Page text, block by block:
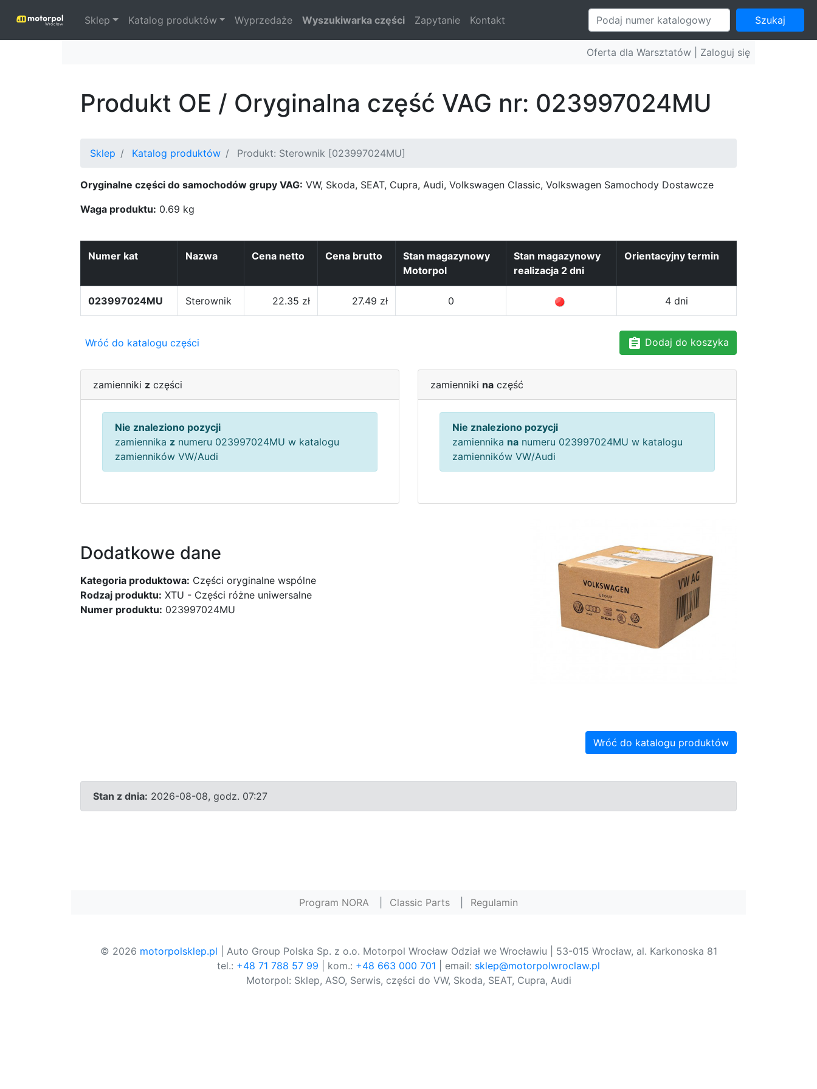
Sklep Katalog produktów Wyprzedaże Wyszukiwarka części Zapytanie Kontakt Szukaj
Oferta dla Warsztatów | Zaloguj się
Produkt OE / Oryginalna część VAG nr: 023997024MU
Sklep Katalog produktów Produkt: Sterownik [023997024MU]
Oryginalne części do samochodów grupy VAG: VW, Skoda, SEAT, Cupra, Audi, Volkswagen Classic, Volkswagen Samochody Dostawcze
Waga produktu: 0.69 kg
Numer kat Nazwa Cena netto Cena brutto
Stan magazynowy
Motorpol
Stan magazynowy
realizacja 2 dni
Orientacyjny termin
023997024MU Sterownik 22.35 zł 27.49 zł 0 4 dni
Wróć do katalogu części Dodaj do koszyka
zamienniki z części
Nie znaleziono pozycji
zamiennika z numeru 023997024MU w katalogu
zamienników VW/Audi
zamienniki na część
Nie znaleziono pozycji
zamiennika na numeru 023997024MU w katalogu
zamienników VW/Audi
Dodatkowe dane
Kategoria produktowa: Części oryginalne wspólne
Rodzaj produktu: XTU - Części różne uniwersalne
Numer produktu: 023997024MU
Wróć do katalogu produktów
Stan z dnia: 2026-08-08, godz. 07:27
Program NORA Classic Parts Regulamin
© 2026 motorpolsklep.pl | Auto Group Polska Sp. z o.o. Motorpol Wrocław Odział we Wrocławiu | 53-015 Wrocław, al. Karkonoska 81
tel.: +48 71 788 57 99 | kom.: +48 663 000 701 | email: sklep@motorpolwroclaw.pl
Motorpol: Sklep, ASO, Serwis, części do VW, Skoda, SEAT, Cupra, Audi